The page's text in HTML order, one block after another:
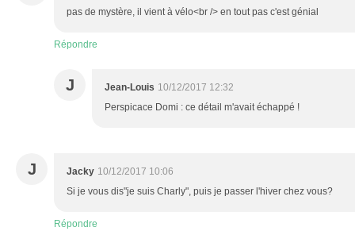
pas de mystère, il vient à vélo<br /> en tout pas c'est génial
Répondre
J Jean-Louis 10/12/2017 12:32
Perspicace Domi : ce détail m'avait échappé !
J Jacky 10/12/2017 10:06
Si je vous dis"je suis Charly", puis je passer l'hiver chez vous?
Répondre